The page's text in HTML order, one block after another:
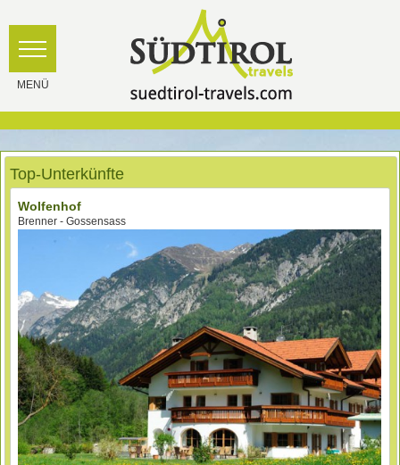
Top-Unterkünfte
Wolfenhof
Brenner - Gossensass